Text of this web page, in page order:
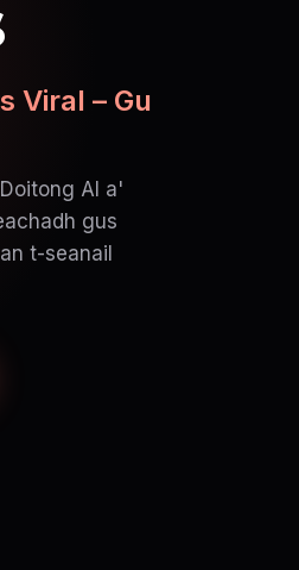
Viral – Gu
AI a'
gus
t-seanail